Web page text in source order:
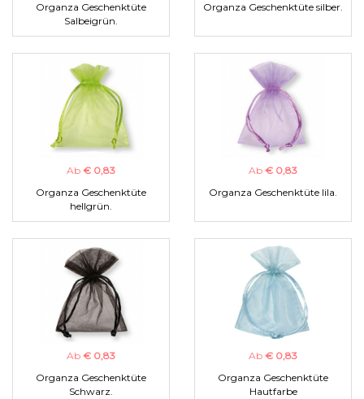
Organza Geschenktüte
Salbeigrün.
Organza Geschenktüte silber.
Ab € 0,83
Organza Geschenktüte
hellgrün.
Ab € 0,83
Organza Geschenktüte lila.
Ab € 0,83
Organza Geschenktüte
Schwarz.
Ab € 0,83
Organza Geschenktüte
Hautfarbe